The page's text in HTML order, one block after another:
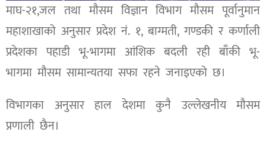
माघ-२१,जल तथा मौसम विज्ञान विभाग मौसम पूर्वानुमान
महाशाखाको अनुसार प्रदेश नं. १, बाग्मती, गण्डकी र कर्णाली
प्रदेशका पहाडी भू-भागमा आंशिक बदली रही बाँकी भू-
भागमा मौसम सामान्यतया सफा रहने जनाइएको छ।
विभागका अनुसार हाल देशमा कुनै उल्लेखनीय मौसम
प्रणाली छैन।